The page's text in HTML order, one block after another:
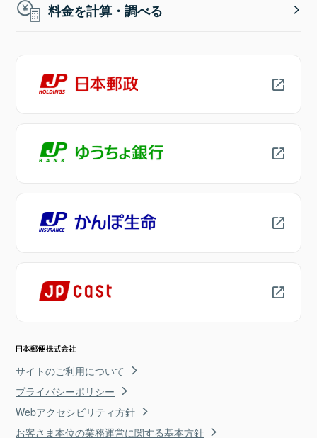
料金を計算・調べる
サイトのご利用について
プライバシーポリシー
Webアクセシビリティ方針
お客さま本位の業務運営に関する基本方針